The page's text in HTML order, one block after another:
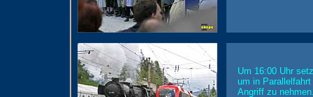
Um 16:00 Uhr
um in
Angriff zu